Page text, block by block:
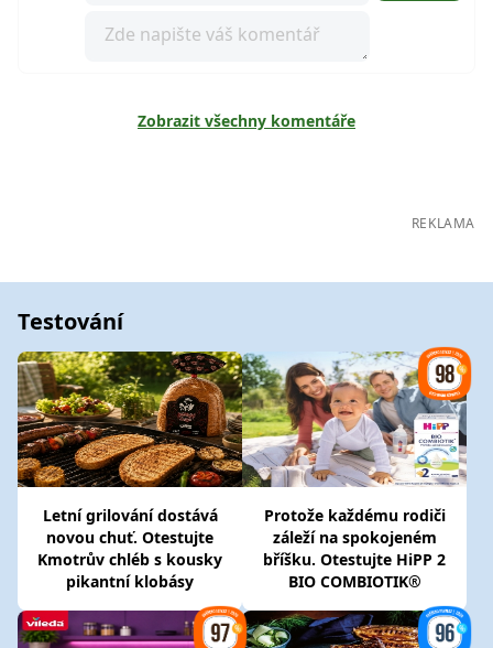
Zobrazit všechny komentáře
REKLAMA
Testování
Letní grilování dostává
novou chuť. Otestujte
Kmotrův chléb s kousky
pikantní klobásy
Protože každému rodiči
záleží na spokojeném
bříšku. Otestujte HiPP 2
BIO COMBIOTIK®